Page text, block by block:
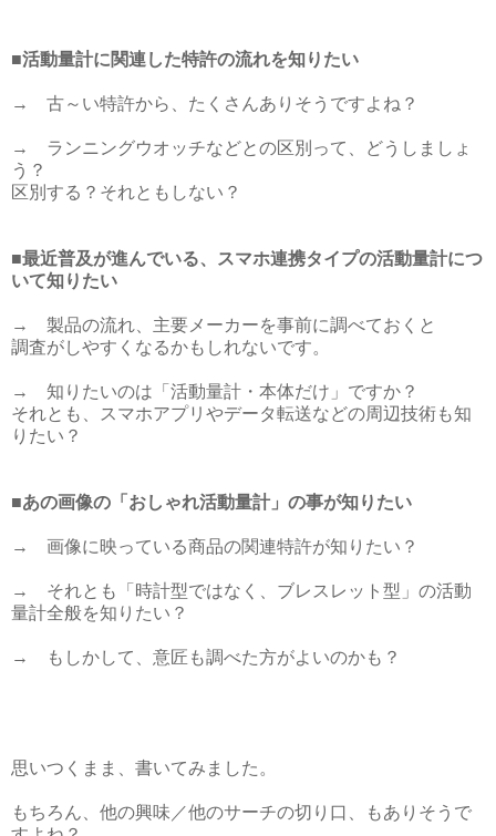
■活動量計に関連した特許の流れを知りたい
→ 古～い特許から、たくさんありそうですよね？
→ ランニングウオッチなどとの区別って、どうしましょ
う？
区別する？それともしない？
■最近普及が進んでいる、スマホ連携タイプの活動量計につ
いて知りたい
→ 製品の流れ、主要メーカーを事前に調べておくと
調査がしやすくなるかもしれないです。
→ 知りたいのは「活動量計・本体だけ」ですか？
それとも、スマホアプリやデータ転送などの周辺技術も知
りたい？
■あの画像の「おしゃれ活動量計」の事が知りたい
→ 画像に映っている商品の関連特許が知りたい？
→ それとも「時計型ではなく、ブレスレット型」の活動
量計全般を知りたい？
→ もしかして、意匠も調べた方がよいのかも？
思いつくまま、書いてみました。
もちろん、他の興味／他のサーチの切り口、もありそうで